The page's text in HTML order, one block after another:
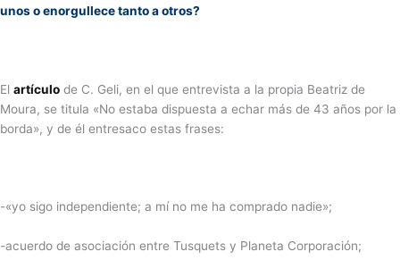
unos o enorgullece tanto a otros?
El artículo de C. Geli, en el que entrevista a la propia Beatriz de
Moura, se titula «No estaba dispuesta a echar más de 43 años por la
borda», y de él entresaco estas frases:
-«yo sigo independiente; a mí no me ha comprado nadie»;
-acuerdo de asociación entre Tusquets y Planeta Corporación;